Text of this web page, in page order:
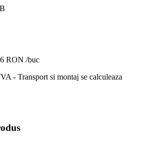
RON /buc
- Transport si montaj se calculeaza